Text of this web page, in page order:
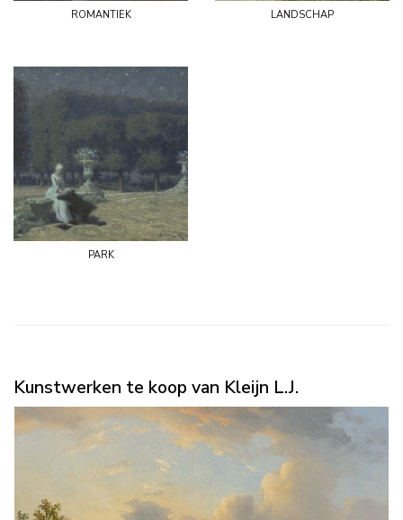
romantiek landschap
park
Kunstwerken te koop van Kleijn L.J.